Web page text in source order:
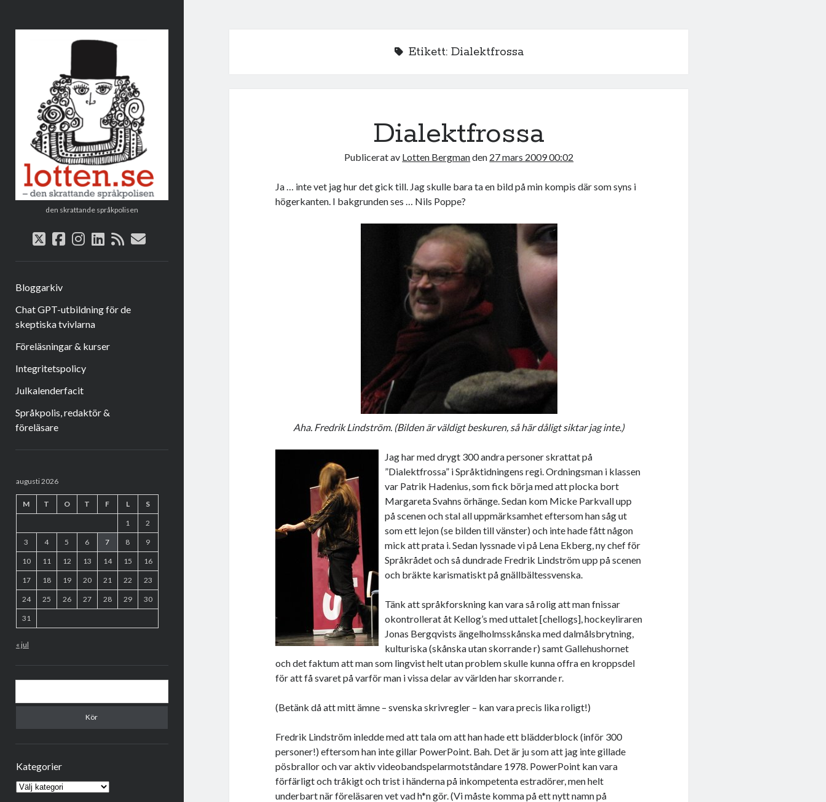
den skrattande språkpolisen
twitter
facebook
instagram
linkedin
rsse-
Bloggarkiv
Chat GPT-utbildning för de
skeptiska tvivlarna
Föreläsningar & kurser
Integritetspolicy
Julkalenderfacit
Språkpolis, redaktör &
föreläsare
augusti 2026
M T O T F L S
1 2
3 4 5 6 7 8 9
10 11 12 13 14 15 16
17 18 19 20 21 22 23
24 25 26 27 28 29 30
31
« jul
Kategorier
Kategorier
Etikett: Dialektfrossa
Dialektfrossa
Publicerat av Lotten Bergmanden 27 mars 2009 00:02
Ja … inte vet jag hur det gick till. Jag skulle bara ta en bild på min kompis där som syns i
högerkanten. I bakgrunden ses … Nils Poppe?
Aha. Fredrik Lindström. (Bilden är väldigt beskuren, så här dåligt siktar jag inte.)
Jag har med drygt 300 andra personer skrattat på
”Dialektfrossa” i Språktidningens regi. Ordningsman i klassen
var Patrik Hadenius, som fick börja med att plocka bort
Margareta Svahns örhänge. Sedan kom Micke Parkvall upp
på scenen och stal all uppmärksamhet eftersom han såg ut
som ett lejon (se bilden till vänster) och inte hade fått någon
mick att prata i. Sedan lyssnade vi på Lena Ekberg, ny chef för
Språkrådet och så dundrade Fredrik Lindström upp på scenen
och bräkte karismatiskt på gnällbältessvenska.
Tänk att språkforskning kan vara så rolig att man fnissar
okontrollerat åt Kellog’s med uttalet [chellogs], hockeyliraren
Jonas Bergqvists ängelholmsskånska med dalmålsbrytning,
kulturiska (skånska utan skorrande r) samt Gallehushornet
och det faktum att man som lingvist helt utan problem skulle kunna offra en kroppsdel
för att få svaret på varför man i vissa delar av världen har skorrande r.
(Betänk då att mitt ämne – svenska skrivregler – kan vara precis lika roligt!)
Fredrik Lindström inledde med att tala om att han hade ett blädderblock (inför 300
personer!) eftersom han inte gillar PowerPoint. Bah. Det är ju som att jag inte gillade
pösbrallor och var aktiv videobandspelarmotståndare 1978. PowerPoint kan vara
förfärligt och tråkigt och trist i händerna på inkompetenta estradörer, men helt
underbart när föreläsaren vet vad h*n gör. (Vi måste komma på ett nytt namn på